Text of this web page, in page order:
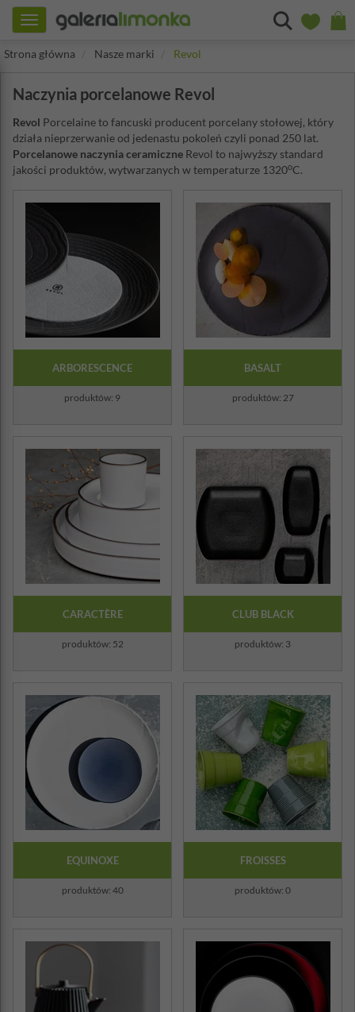
Toggle
navigation
Strona główna
Nasze marki Revol
Naczynia porcelanowe Revol
Revol Porcelaine to fancuski producent porcelany stołowej, który
działa nieprzerwanie od jedenastu pokoleń czyli ponad 250 lat.
Porcelanowe naczynia ceramiczne Revol to najwyższy standard
jakości produktów, wytwarzanych w temperaturze 1320oC.
ARBORESCENCE
produktów: 9
BASALT
produktów: 27
CARACTÈRE
produktów: 52
CLUB BLACK
produktów: 3
EQUINOXE
produktów: 40
FROISSES
produktów: 0